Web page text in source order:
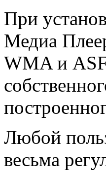
При
Медиа
WMA и
Любой
весьма